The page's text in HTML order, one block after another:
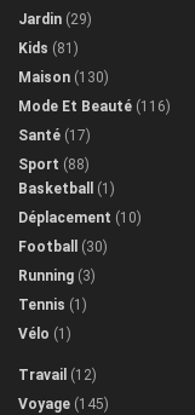
Jardin (29)
Kids (81)
Maison (130)
Mode Et Beauté (116)
Santé (17)
Sport (88)
Basketball
(1)
Déplacement (10)
Football
(30)
Running (3)
Tennis (1)
Vélo (1)
Travail (12)
Voyage (145)